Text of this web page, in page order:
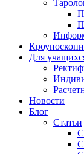
Для
Новости
Блог
Статьи